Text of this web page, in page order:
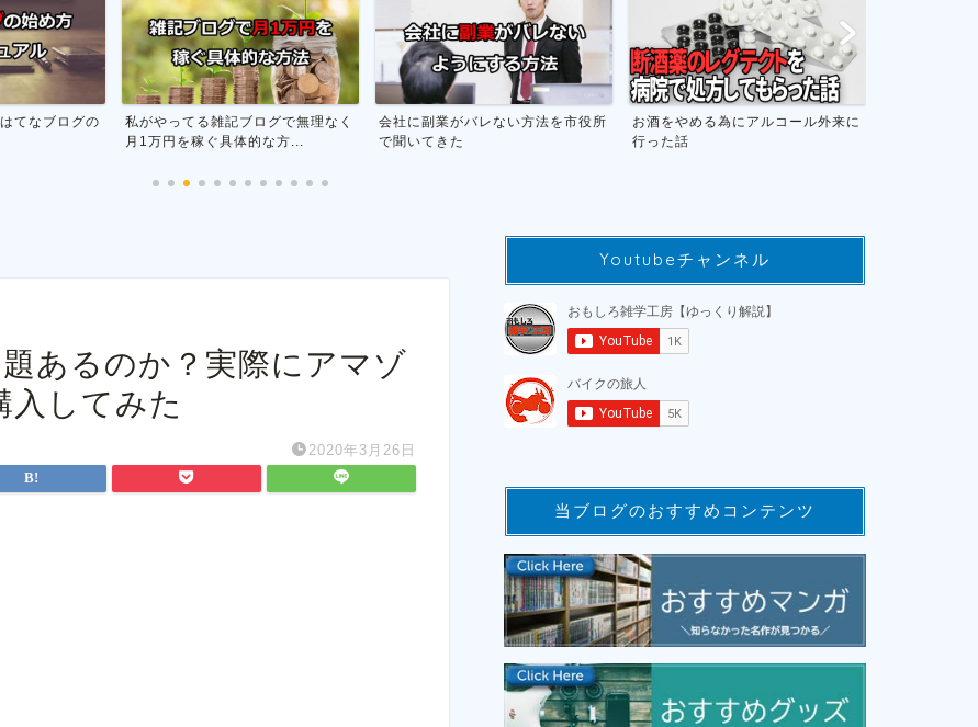
てなブログの
私がやってる雑記ブログで無理なく
月1万円を稼ぐ具体的な方...
会社に副業がバレない方法を市役所
で聞いてきた
お酒をやめる為にアルコール外来に
行った話
あるのか？実際にアマゾ
入してみた
2020年3月26日
Youtubeチャンネル
当ブログのおすすめコンテンツ